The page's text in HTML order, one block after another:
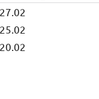
27.02
25.02
20.02